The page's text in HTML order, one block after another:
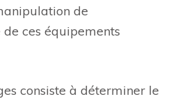
de
de ces équipements
consiste à déterminer le